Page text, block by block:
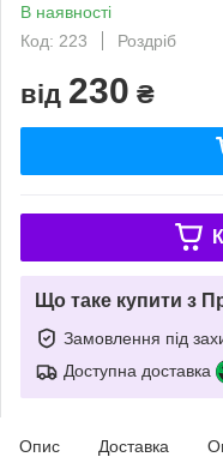
В наявності
Код: 223
Роздріб
від 230 ₴
Що таке купити з
Замовлення під
Доступна доставка
Опис Доставка